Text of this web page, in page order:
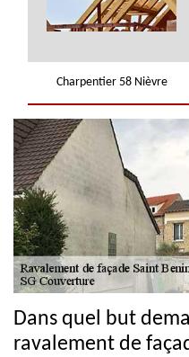
Charpentier 58 Nièvre
Dans quel but
ravalement de